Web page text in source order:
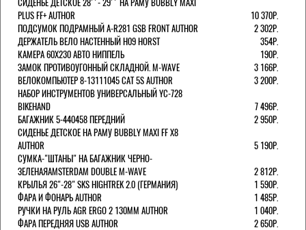
PLUS FF+ AUTHOR
10 370Р.
ПОДСУМОК ПОДРАМНЫЙ A-R281 GSB FRONT AUTHOR
2 302Р.
ДЕРЖАТЕЛЬ ВЕЛО НАСТЕННЫЙ H09 HORST
354Р.
КАМЕРА 60X230 АВТО НИППЕЛЬ
190Р.
ЗАМОК ПРОТИВОУГОННЫЙ СКЛАДНОЙ. M-WAVE
3 166Р.
ВЕЛОКОМПЬЮТЕР 8-13111045 CAT 5S AUTHOR
3 200Р.
НАБОР ИНСТРУМЕНТОВ УНИВЕРСАЛЬНЫЙ YC-728
BIKEHAND
7 496Р.
БАГАЖНИК 5-440458 ПЕРЕДНИЙ
2 950Р.
СИДЕНЬЕ ДЕТСКОЕ НА РАМУ BUBBLY MAXI FF X8
AUTHOR
5 190Р.
СУМКА-"ШТАНЫ" НА БАГАЖНИК ЧЕРНО-
ЗЕЛЕНАЯAMSTERDAM DOUBLE M-WAVE
2 812Р.
КРЫЛЬЯ 26"-28" SKS HIGHTREK 2.0 (ГЕРМАНИЯ)
1 590Р.
ФАРА И ФОНАРЬ AUTHOR
1 485Р.
РУЧКИ НА РУЛЬ AGR ERGO 2 130ММ AUTHOR
1 040Р.
ФАРА ПЕРЕДНЯЯ USB AUTHOR
2 650Р.